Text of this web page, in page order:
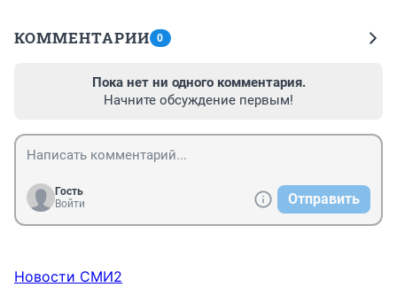
КОММЕНТАРИИ 0
Пока нет ни одного комментария.
Начните обсуждение первым!
Гость
Войти
Отправить
Новости СМИ2